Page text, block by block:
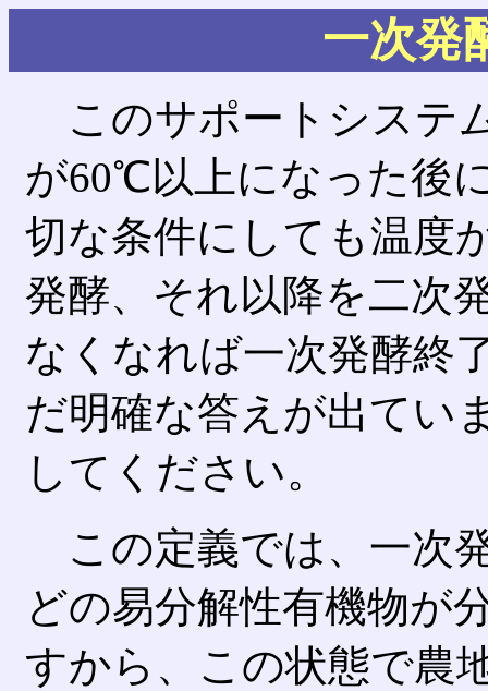
一次発
このサポートシステ
が60℃以上になった後
切な条件にしても温度
発酵、それ以降を二次
なくなれば一次発酵終
だ明確な答えが出てい
してください。
この定義では、一次
どの易分解性有機物が
すから、この状態で農